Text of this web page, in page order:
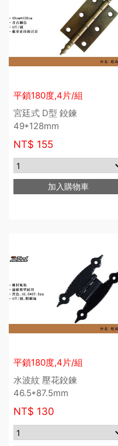
平鎖180度,4片/組
宮廷式 D型 鉸鍊
49*128mm
NT$ 155
加入購物車
平鎖180度,4片/組
水波紋 壓花鉸鍊
46.5*87.5mm
NT$ 130